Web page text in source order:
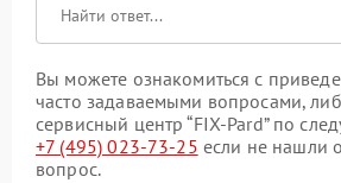
Вы можете ознакомиться с
часто задаваемыми вопросами,
сервисный центр “FIX-Pard” по
+7 (495) 023-73-25 если не нашли
вопрос.